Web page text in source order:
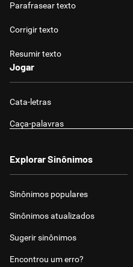
Parafrasear texto
Corrigir texto
Resumir texto
Jogar
Cata-letras
Caça-palavras
Explorar Sinônimos
Sinônimos populares
Sinônimos atualizados
Sugerir sinônimos
Encontrou um erro?